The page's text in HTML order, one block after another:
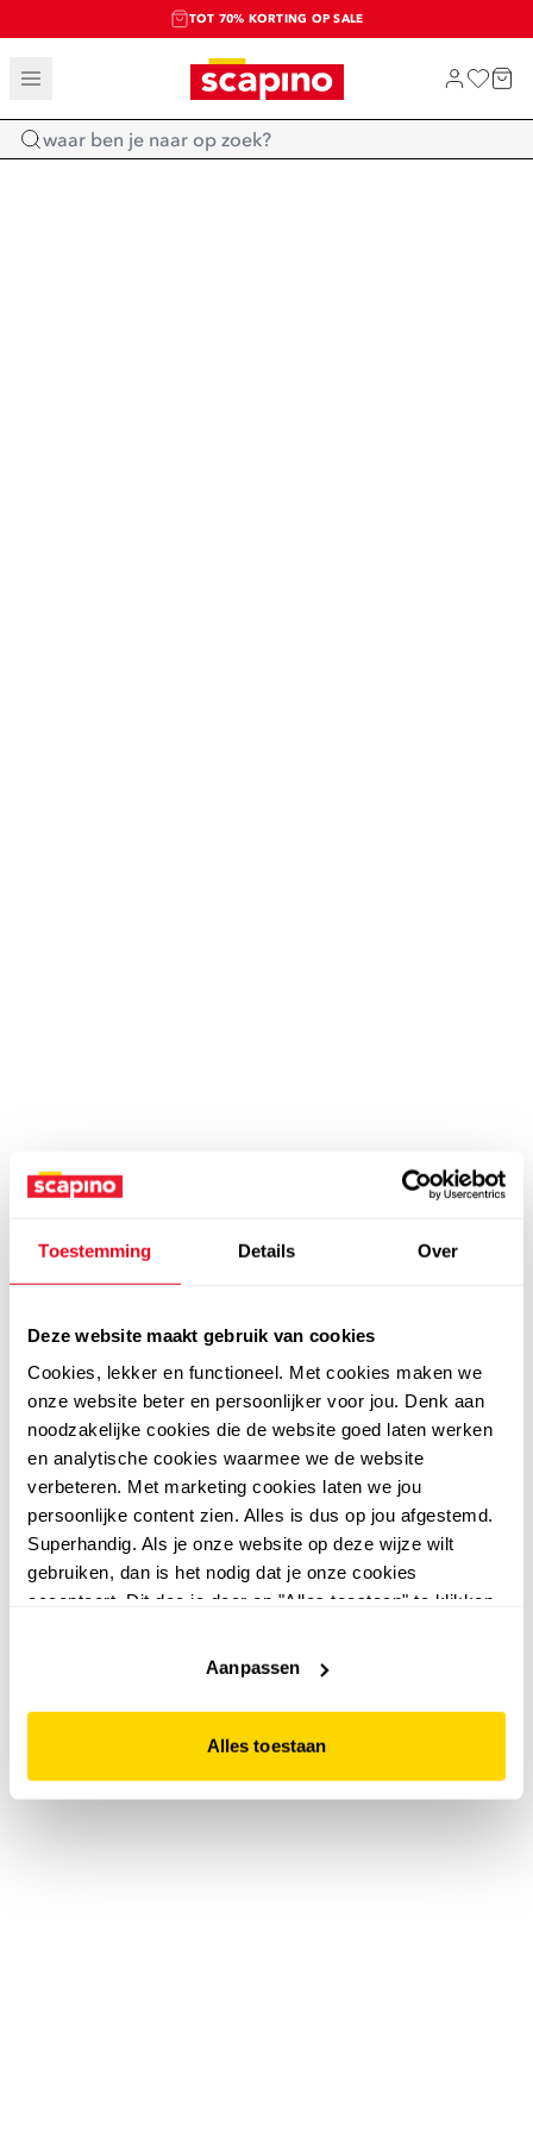
Toestemming Details Over
Deze website maakt gebruik van cookies
Cookies, lekker en functioneel. Met cookies maken we
onze website beter en persoonlijker voor jou. Denk aan
noodzakelijke cookies die de website goed laten werken
en analytische cookies waarmee we de website
verbeteren. Met marketing cookies laten we jou
persoonlijke content zien. Alles is dus op jou afgestemd.
Superhandig. Als je onze website op deze wijze wilt
gebruiken, dan is het nodig dat je onze cookies
accepteert. Dit doe je door op "Alles toestaan" te klikken.
website niet optimaal functioneert.
Aanpassen
Alles toestaan
TOT 70% KORTING OP SALE
SALE: LAATSTE KANS!
SHOP NIEUW
Home